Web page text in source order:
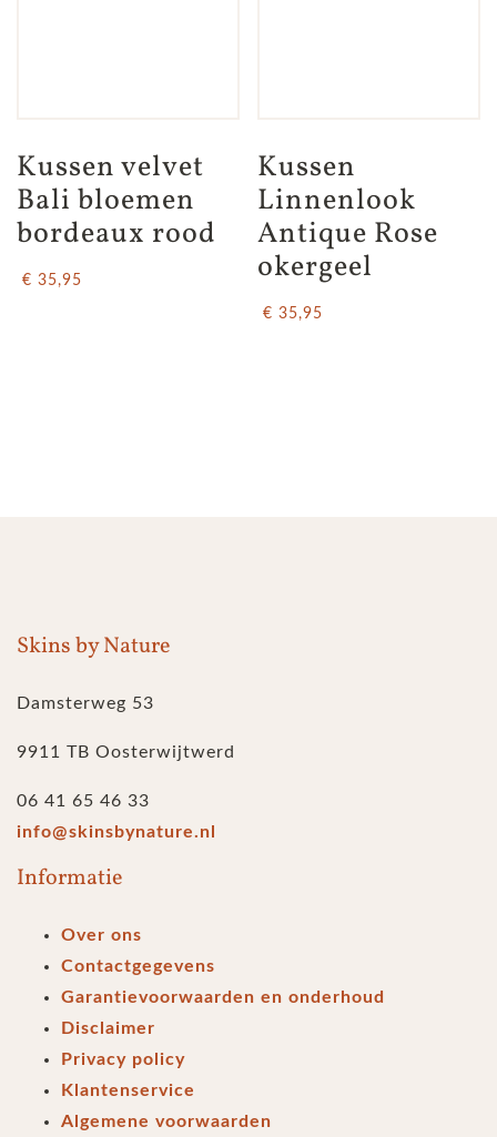
Kussen velvet
Bali bloemen
bordeaux rood
€ 35,95
Kussen
Linnenlook
Antique Rose
okergeel
€ 35,95
Skins by Nature
Damsterweg 53
9911 TB Oosterwijtwerd
06 41 65 46 33
info@skinsbynature.nl
Informatie
Over ons
Contactgegevens
Garantievoorwaarden en onderhoud
Disclaimer
Privacy policy
Klantenservice
Algemene voorwaarden